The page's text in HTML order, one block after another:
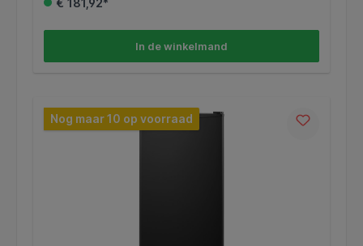
Zodra je de deur van de koelkast opent, springt de
€ 181,92*
In de winkelmand
Nog maar 10 op voorraad